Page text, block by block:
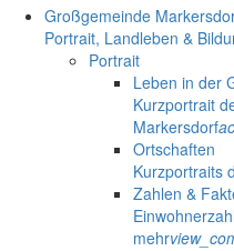
Großgemeinde
Portrait, Landleben &
Portrait
Leben in der
Kurzportrait
Markersdorf
Ortschaften
Kurzportraits
Zahlen &
mehr